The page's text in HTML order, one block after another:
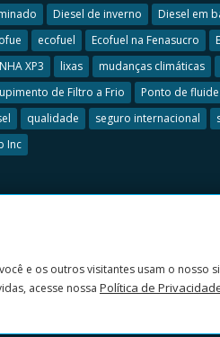
Diesel de inverno Diesel em
ecofuel Ecofuel na Fenasucro
XP3 lixas mudanças climáticas
de Filtro a Frio
Ponto de
qualidade seguro internacional
Inc
e os outros visitantes usam o nosso
acesse nossa Política de